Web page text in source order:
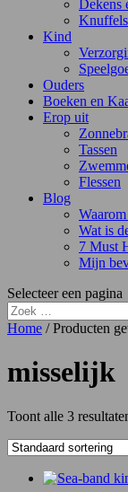
Dekens
Kind
Ouders
Boeken en
Erop uit
Tassen
Flessen
Blog
Wat is
7 Must
Mijn
Selecteer een pagina
Home / Producten
misselijk
Toont alle 3